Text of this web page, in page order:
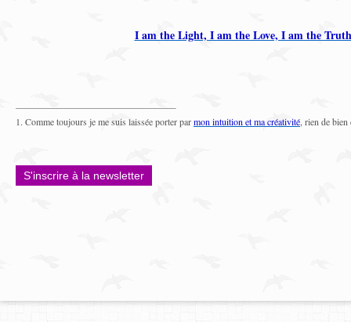
I am the Light, I am the Love, I am the
1. Comme toujours je me suis laissée porter parmon intuition et ma créativité , rien de
S'inscrire à la newsletter